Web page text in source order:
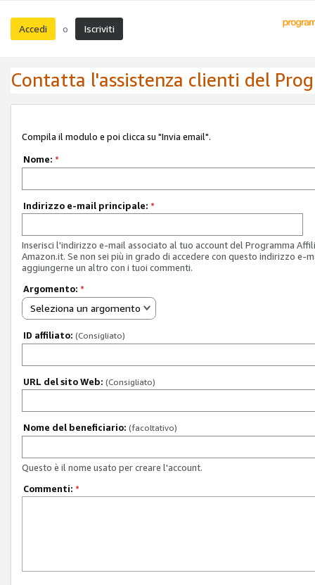
Accedi o Iscriviti
Contatta l'assistenza clienti del
Compila il modulo e poi clicca su "Invia email".
Nome: *
Indirizzo e-mail principale: *
Inserisci l'indirizzo e-mail associato al tuo account del Programma
Amazon.it. Se non sei più in grado di accedere con questo indirizzo e-
aggiungerne un altro con i tuoi commenti.
Argomento: *
Seleziona un argomento
ID affiliato: (Consigliato)
URL del sito Web: (Consigliato)
Nome del beneficiario: (facoltativo)
Questo è il nome usato per creare l'account.
Commenti: *